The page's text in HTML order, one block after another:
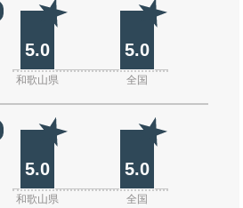
5.0 5.0
和歌山県 全国
5.0 5.0
和歌山県 全国